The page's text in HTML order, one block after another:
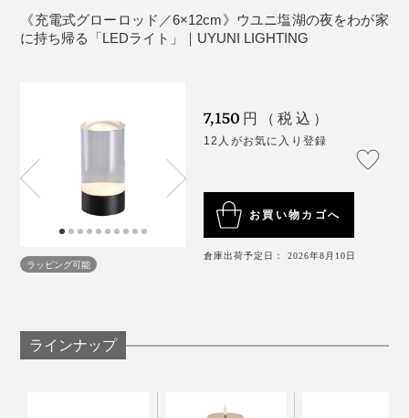
もうひとつおすすめなのが、玄関。
族より先に帰宅しても、不思議と「おかえり」と言われ
真っ暗な部屋に帰るよりも、ホッと温かい気持ちになれ
る。仕事モードからリラックスモードへ、自然に心を切
り替えてくれます。
生産国：中国
＜使用上の注意＞
火気のある場所、異常な高温・低温の場所での使用
は控えてください。
水没した場合、落下などの衝撃が加わった場合は、
使用を控えてください。
充電が完了したら、速やかに充電器から外してくだ
さい。
電池残量が少ない状態で保管すると故障の原因にな
ります。長期に使用しない場合は、60％程度充電し
充電中の使用は控えてください。
《充電式グローロッド／6×12cm》ウユニ塩湖の夜をわが家
に持ち帰る「LEDライト」｜UYUNI LIGHTING
ラッピング可能
7,150 円（税込）
12人がお気に入り登録
お買い物カゴへ
倉庫出荷予定日： 2026年8月10日
ラインナップ